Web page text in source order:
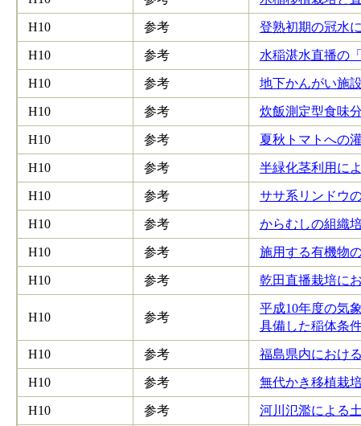
H10 参考 登熟初期の冠水
H10 参考 水稲湛水直播の
H10 参考 地下かんがい施
H10 参考 炊飯測定型食味
H10 参考 夏秋トマトへの
H10 参考 半緑化茎利用に
H10 参考 ササ系リンドウ
H10 参考 からむしの組織
H10 参考 施用する有機物
H10 参考 乾田直播栽培に
H10 参考
平成10年度の気
具備した稲体条
H10 参考 福島県内におけ
H10 参考 無代かき移植栽
H10 参考 河川氾濫による